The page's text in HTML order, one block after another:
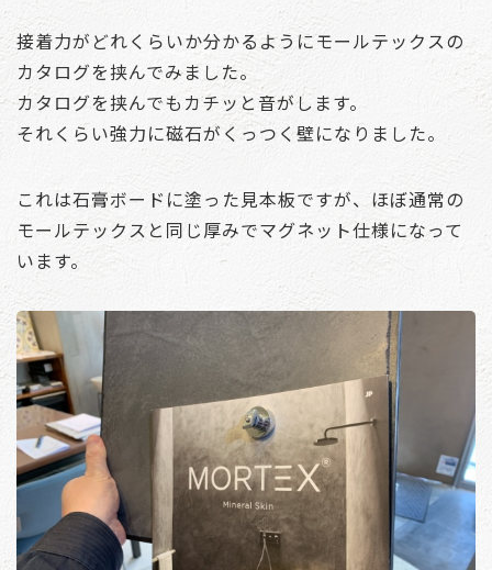
接着力がどれくらいか分かるようにモールテックスの
カタログを挟んでみました。
カタログを挟んでもカチッと音がします。
それくらい強力に磁石がくっつく壁になりました。
これは石膏ボードに塗った見本板ですが、ほぼ通常の
モールテックスと同じ厚みでマグネット仕様になって
います。